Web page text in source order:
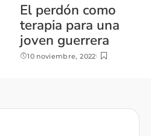
El perdón como
terapia para una
joven guerrera
10 noviembre, 2022